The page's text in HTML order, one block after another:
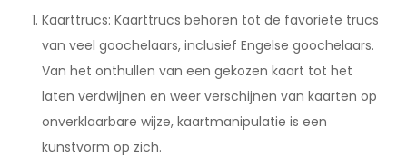
Kaarttrucs: Kaarttrucs behoren tot de favoriete trucs
van veel goochelaars, inclusief Engelse goochelaars.
Van het onthullen van een gekozen kaart tot het
laten verdwijnen en weer verschijnen van kaarten op
onverklaarbare wijze, kaartmanipulatie is een
kunstvorm op zich.